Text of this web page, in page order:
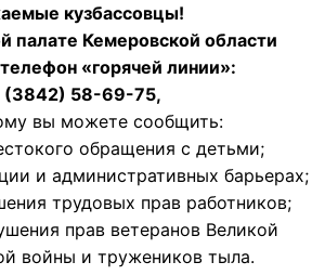
кузбассовцы!
палате Кемеровской области
«горячей линии»:
(3842) 58-69-75,
вы можете сообщить:
обращения с детьми;
и административных барьерах;
трудовых прав работников;
прав ветеранов Великой
войны и тружеников тыла.